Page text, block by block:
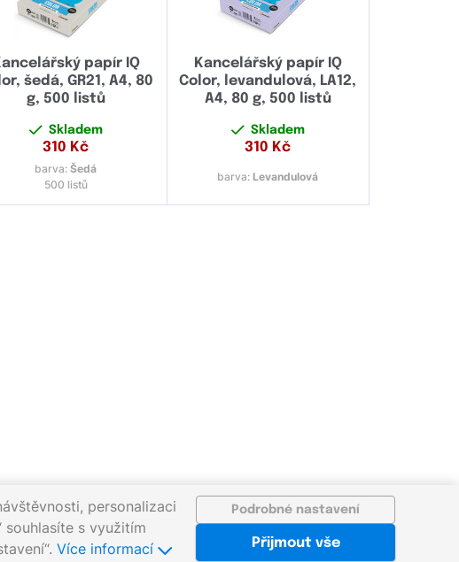
papír IQ
šedá, GR21, A4, 80
g, 500 listů
Skladem
310 Kč
barva:Šedá
500 listů
Kancelářský papír IQ
Color, levandulová, LA12,
A4, 80 g, 500 listů
Skladem
310 Kč
barva: Levandulová
©2026 gigaprint.cz
personalizaci
souhlasíte s využitím
Více informací
Podrobné nastavení
Přijmout vše